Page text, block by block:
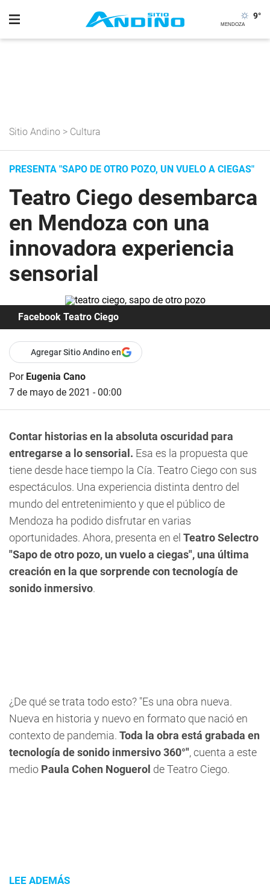
9°
Sitio Andino > Cultura
PRESENTA "SAPO DE OTRO POZO, UN VUELO A CIEGAS"
Teatro Ciego desembarca
en Mendoza con una
innovadora experiencia
sensorial
Facebook Teatro Ciego
Agregar Sitio Andino en
Por Eugenia Cano
7 de mayo de 2021 - 00:00
Contar historias en la absoluta oscuridad para
entregarse a lo sensorial. Esa es la propuesta que
tiene desde hace tiempo la Cía. Teatro Ciegocon sus
espectáculos. Una experiencia distinta dentro del
mundo del entretenimiento y que el público de
Mendoza ha podido disfrutar en varias
oportunidades. Ahora, presenta en el Teatro Selectro
"Sapo de otro pozo, un vuelo a ciegas", una última
creación en la que sorprende con tecnología de
sonido inmersivo.
¿De qué se trata todo esto? "Es una obra nueva.
Nueva en historia y nuevo en formato que nació en
contexto de pandemia. Toda la obra está grabada en
tecnología de sonido inmersivo 360°", cuenta a este
medio Paula Cohen Noguerol de Teatro Ciego.
LEE ADEMÁS